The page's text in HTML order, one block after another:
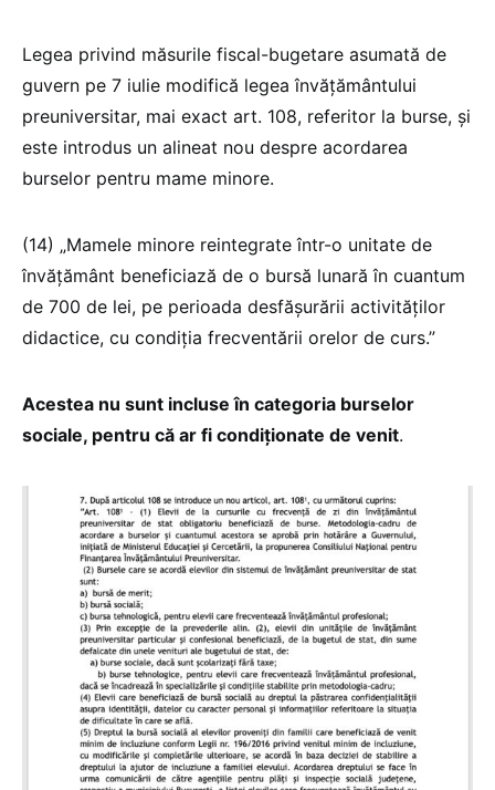
Legea privind măsurile fiscal-bugetare asumată de
guvern pe 7 iulie modifică legea învățământului
preuniversitar, mai exact art. 108, referitor la burse, și
este introdus un alineat nou despre acordarea
burselor pentru mame minore.
(14) „Mamele minore reintegrate într-o unitate de
învățământ beneficiază de o bursă lunară în cuantum
de 700 de lei, pe perioada desfășurării activităților
didactice, cu condiția frecventării orelor de curs.”
Acestea nu sunt incluse în categoria burselor
sociale, pentru că ar fi condiționate de venit.